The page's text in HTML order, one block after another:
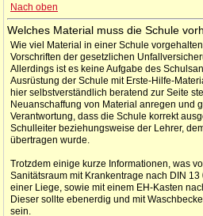
Nach oben
Welches Material muss die Schule
Wie viel Material in einer Schule
Vorschriften der gesetzlichen
Allerdings ist es keine Aufgabe des
Ausrüstung der Schule mit Erste-Hilfe-
hier selbstverständlich beratend zur Seite
Neuanschaffung von Material anregen und
Verantwortung, dass die Schule korrekt
Schulleiter beziehungsweise der Lehrer,
übertragen wurde.
Trotzdem einige kurze Informationen, was
Sanitätsraum mit Krankentrage nach DIN
einer Liege, sowie mit einem EH-Kasten
Dieser sollte ebenerdig und mit
sein.